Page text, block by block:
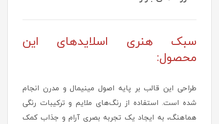
سبک هنری اسلایدهای این
محصول:
طراحی این قالب بر پایه اصول مینیمال و مدرن انجام
شده است. استفاده از رنگ‌های ملایم و ترکیبات رنگی
هماهنگ، به ایجاد یک تجربه بصری آرام و جذاب کمک